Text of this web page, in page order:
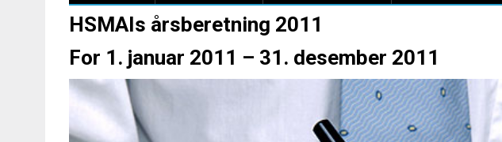
HSMAIs årsberetning 2011
For 1. januar 2011 – 31. desember 2011